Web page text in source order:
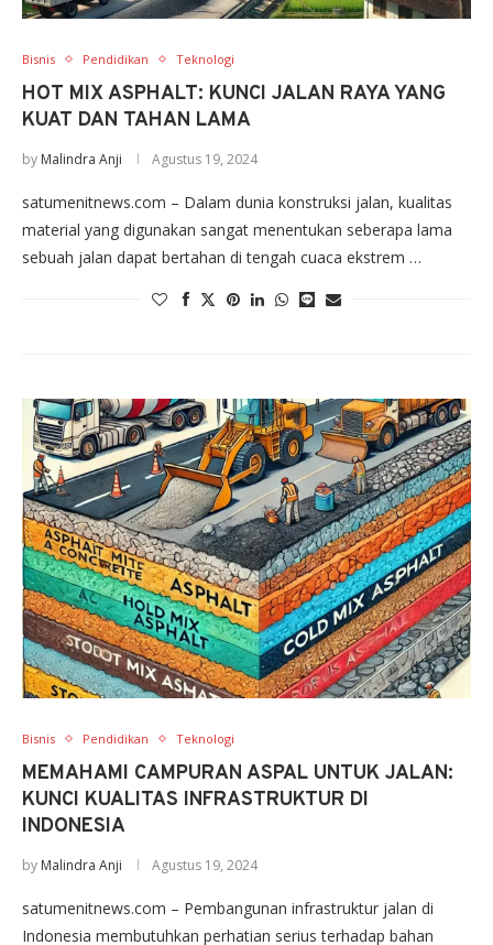
Bisnis Pendidikan Teknologi
HOT MIX ASPHALT: KUNCI JALAN RAYA YANG
KUAT DAN TAHAN LAMA
by Malindra Anji Agustus 19, 2024
satumenitnews.com – Dalam dunia konstruksi jalan, kualitas
material yang digunakan sangat menentukan seberapa lama
sebuah jalan dapat bertahan di tengah cuaca ekstrem …
Bisnis Pendidikan Teknologi
MEMAHAMI CAMPURAN ASPAL UNTUK JALAN:
KUNCI KUALITAS INFRASTRUKTUR DI
INDONESIA
by Malindra Anji Agustus 19, 2024
satumenitnews.com – Pembangunan infrastruktur jalan di
Indonesia membutuhkan perhatian serius terhadap bahan